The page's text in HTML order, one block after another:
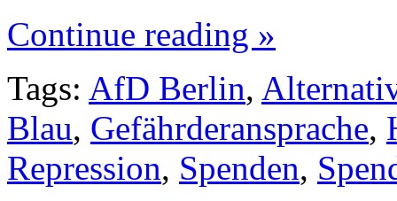
Continue reading »
Tags: AfD Berlin,
Blau, Gefährderansprache,
Repression, Spenden,